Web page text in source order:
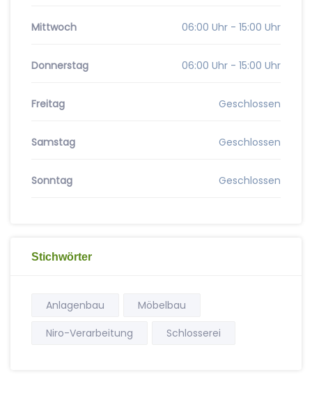
Mittwoch 06:00 Uhr - 15:00 Uhr
Donnerstag 06:00 Uhr - 15:00 Uhr
Freitag Geschlossen
Samstag Geschlossen
Sonntag Geschlossen
Stichwörter
Anlagenbau
Möbelbau
Niro-Verarbeitung
Schlosserei